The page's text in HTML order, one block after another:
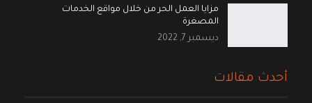
مزايا العمل الحر من خلال مواقع الخدمات
المصغرة
ديسمبر 7, 2022
أحدث مقالات